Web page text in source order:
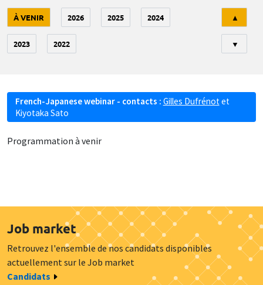
À VENIR 2026 2025 2024
2023 2022
▲
▼
French-Japanese webinar - contacts : Gilles Dufrénot et
Kiyotaka Sato
Programmation à venir
Job market
Retrouvez l'ensemble de nos candidats disponibles
actuellement sur le Job market
Candidats